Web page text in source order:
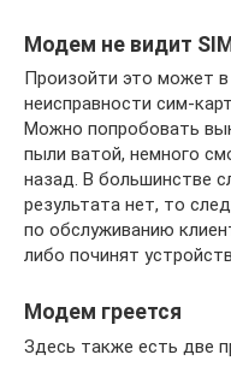
Модем не видит
Произойти это может в
неисправности сим-
Можно попробовать
пыли ватой, немного
назад. В большинстве
результата нет, то
по обслуживанию
либо починят
Модем греется
Здесь также есть две